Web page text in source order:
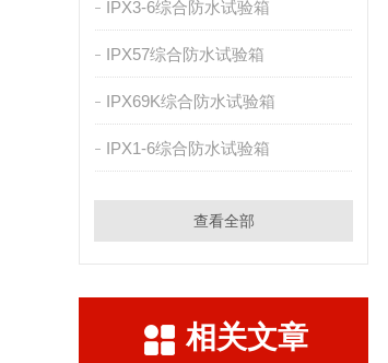
IPX3-6综合防水试验箱
IPX57综合防水试验箱
IPX69K综合防水试验箱
IPX1-6综合防水试验箱
查看全部
相关文章